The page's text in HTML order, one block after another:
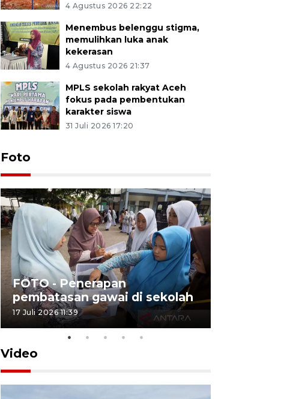
4 Agustus 2026 22:22
Menembus belenggu stigma,
memulihkan luka anak
kekerasan
4 Agustus 2026 21:37
MPLS sekolah rakyat Aceh
fokus pada pembentukan
karakter siswa
31 Juli 2026 17:20
Foto
FOTO - Penerapan
pembatasan gawai di sekolah
17 Juli 2026 11:39
Video